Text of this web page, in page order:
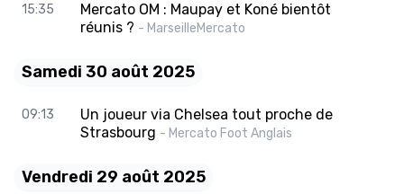
15:35
Mercato OM : Maupay et Koné bientôt
réunis ? - MarseilleMercato
Samedi 30 août 2025
09:13
Un joueur via Chelsea tout proche de
Strasbourg - Mercato Foot Anglais
Vendredi 29 août 2025